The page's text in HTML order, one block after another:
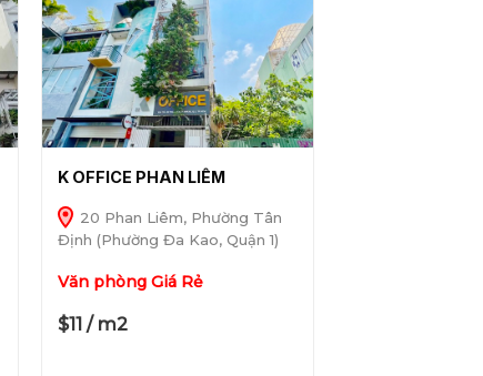
K OFFICE PHAN LIÊM
20 Phan Liêm, Phường Tân
Định (Phường Đa Kao, Quận 1)
Văn phòng Giá Rẻ
$11 / m2